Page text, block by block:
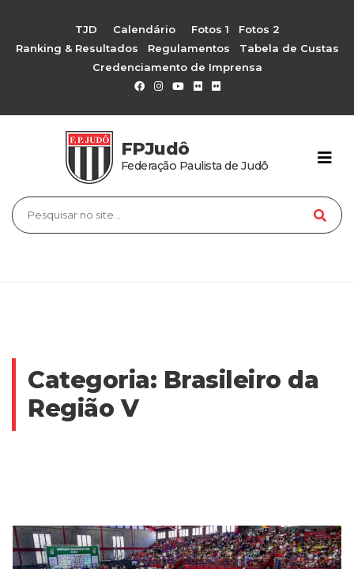
TJD Calendário Fotos 1
Fotos 2
Ranking & Resultados
Regulamentos
Tabela de Custas
Credenciamento de Imprensa
FPJudô
Federação Paulista de Judô
Categoria: Brasileiro da
Região V